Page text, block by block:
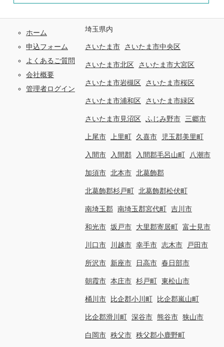
ホーム
申込フォーム
よくあるご質問
会社概要
管理者ログイン
埼玉県内
さいたま市 さいたま市中央区
さいたま市北区 さいたま市大宮区
さいたま市岩槻区 さいたま市桜区
さいたま市浦和区 さいたま市緑区
さいたま市見沼区 ふじみ野市 三郷市
上尾市 上里町 久喜市 児玉郡美里町
入間市 入間郡 入間郡毛呂山町 八潮市
加須市 北本市 北葛飾郡
北葛飾郡杉戸町 北葛飾郡松伏町
南埼玉郡 南埼玉郡宮代町 吉川市
和光市 坂戸市 大里郡寄居町 富士見市
川口市 川越市 幸手市 志木市 戸田市
所沢市 新座市 日高市 春日部市
朝霞市 本庄市 杉戸町 東松山市
桶川市 比企郡小川町 比企郡嵐山町
比企郡滑川町 深谷市 熊谷市 狭山市
白岡市 秩父市 秩父郡小鹿野町